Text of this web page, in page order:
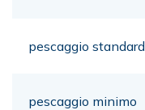
pescaggio standard
pescaggio minimo